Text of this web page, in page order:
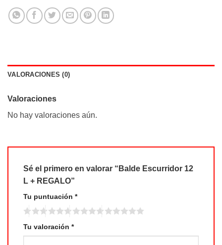
VALORACIONES (0)
Valoraciones
No hay valoraciones aún.
Sé el primero en valorar “Balde Escurridor 12
L + REGALO”
Tu puntuación *
Tu valoración *